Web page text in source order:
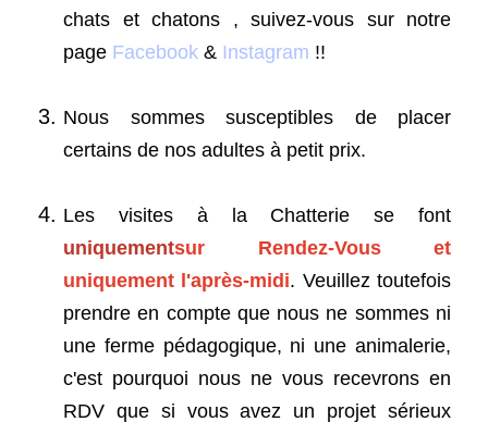
chats et chatons , suivez-vous sur notre
page Facebook & Instagram !!
Nous sommes susceptibles de placer
certains de nos adultes à petit prix.
Les visites à la Chatterie se font
uniquementsur Rendez-Vous et
uniquement l'après-midi. Veuillez toutefois
prendre en compte que nous ne sommes ni
une ferme pédagogique, ni une animalerie,
c'est pourquoi nous ne vous recevrons en
RDV que si vous avez un projet sérieux